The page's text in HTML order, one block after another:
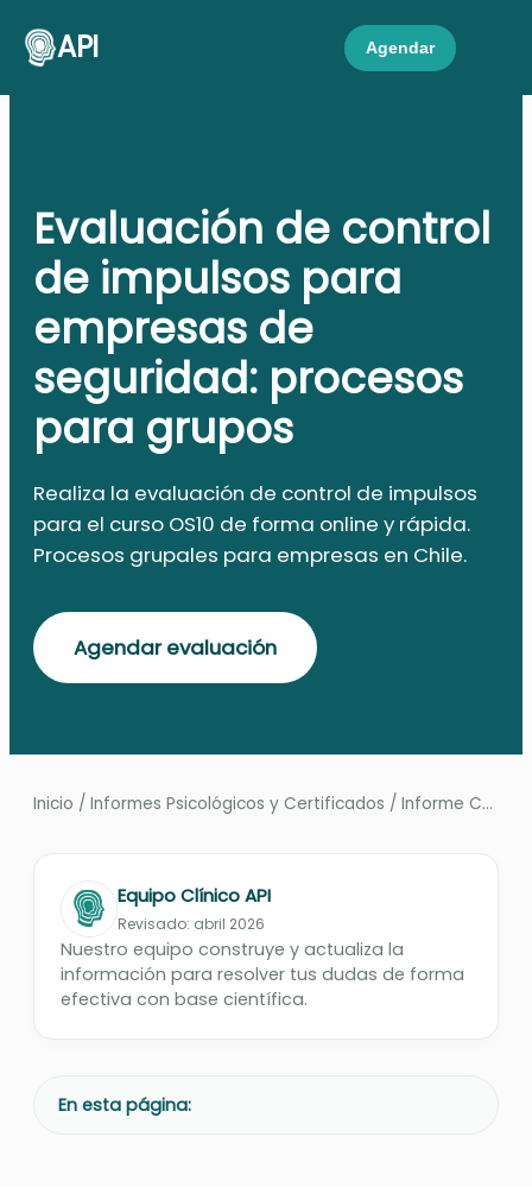
API Agendar
Evaluación de control
de impulsos para
empresas de
seguridad: procesos
para grupos
Realiza la evaluación de control de impulsos
para el curso OS10 de forma online y rápida.
Procesos grupales para empresas en Chile.
Agendar evaluación
Inicio / Informes Psicológicos y Certificados / Informe Control de Impulsos OS10
Equipo Clínico API
Revisado: abril 2026
Nuestro equipo construye y actualiza la
información para resolver tus dudas de forma
efectiva con base científica.
En esta página: